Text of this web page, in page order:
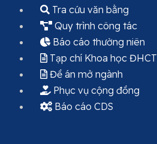
Tra cứu văn bằng
Quy trình công tác
Báo cáo thường niên
Tạp chí Khoa học ĐHCT
Đề án mở ngành
Phục vụ cộng đồng
Báo cáo CDS